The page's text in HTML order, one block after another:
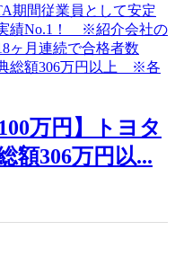
万円】トヨタ
額306万円以...